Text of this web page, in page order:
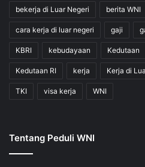
bekerja di Luar Negeri berita WNI
cara kerja di luar negeri gaji
KBRI kebudayaan Kedutaan
Kedutaan RI kerja Kerja di
TKI visa kerja WNI
Tentang Peduli WNI